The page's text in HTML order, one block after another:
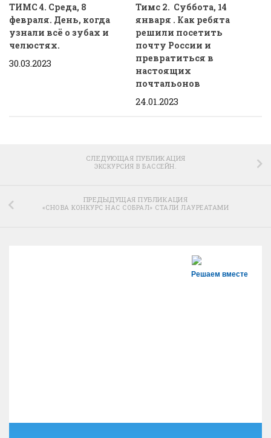
ТИМС 4. Среда, 8
февраля. День, когда
узнали всё о зубах и
челюстях.
30.03.2023
Тимс 2. Суббота, 14
января . Как ребята
решили посетить
почту России и
превратиться в
настоящих
почтальонов
24.01.2023
СЛЕДУЮЩАЯ ПУБЛИКАЦИЯ
ЭКСКУРСИЯ В БАССЕЙН.
ПРЕДЫДУЩАЯ ПУБЛИКАЦИЯ
«СНОВА КОНКУРС НАС СОБРАЛ» СТАЛИ ЛАУРЕАТАМИ
Решаем вместе